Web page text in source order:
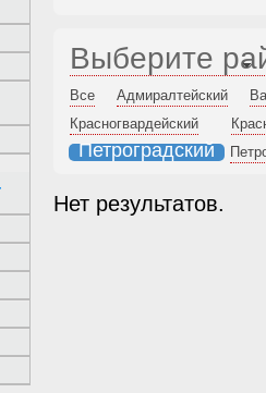
Выберите
Все Адмиралтейский
Красногвардейский
Петроградский
Нет результатов.